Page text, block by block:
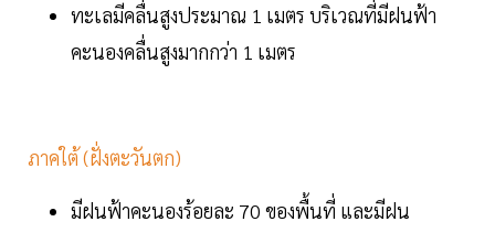
ทะเลมีคลื่นสูงประมาณ 1 เมตร บริเวณที่มีฝนฟ้า
คะนองคลื่นสูงมากกว่า 1 เมตร
ภาคใต้ (ฝั่งตะวันตก)
มีฝนฟ้าคะนองร้อยละ 70 ของพื้นที่ และมีฝน